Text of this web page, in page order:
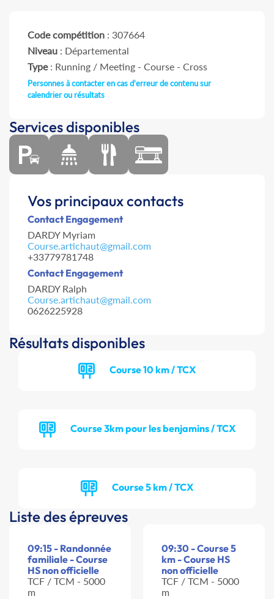
Code compétition : 307664
Niveau : Départemental
Type: Running / Meeting - Course - Cross
Personnes à contacter en cas d'erreur de contenu sur
calendrier ou résultats
Services disponibles
Vos principaux contacts
Contact Engagement
DARDY Myriam
Course.artichaut@gmail.com
+33779781748
Contact Engagement
DARDY Ralph
Course.artichaut@gmail.com
0626225928
Résultats disponibles
Course 10 km / TCX
Course 3km pour les benjamins / TCX
Course 5 km / TCX
Liste des épreuves
09:15 - Randonnée
familiale - Course
HS non officielle
TCF / TCM - 5000
m
09:30 - Course 5
km - Course HS
non officielle
TCF / TCM - 5000
m